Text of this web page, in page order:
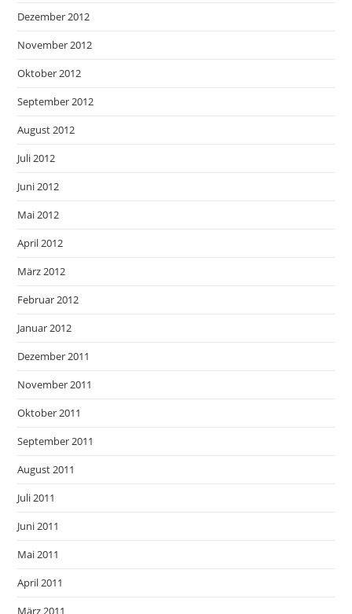
Dezember 2012
November 2012
Oktober 2012
September 2012
August 2012
Juli 2012
Juni 2012
Mai 2012
April 2012
März 2012
Februar 2012
Januar 2012
Dezember 2011
November 2011
Oktober 2011
September 2011
August 2011
Juli 2011
Juni 2011
Mai 2011
April 2011
März 2011